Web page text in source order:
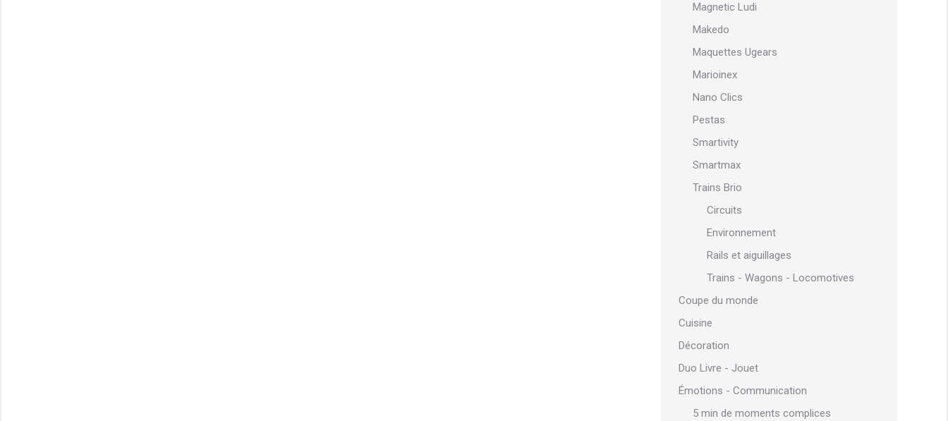
Magnetic Ludi
Makedo
Maquettes Ugears
Marioinex
Nano Clics
Pestas
Smartivity
Smartmax
Trains Brio
Circuits
Environnement
Rails et aiguillages
Trains - Wagons - Locomotives
Coupe du monde
Cuisine
Décoration
Duo Livre - Jouet
Émotions - Communication
5 min de moments complices